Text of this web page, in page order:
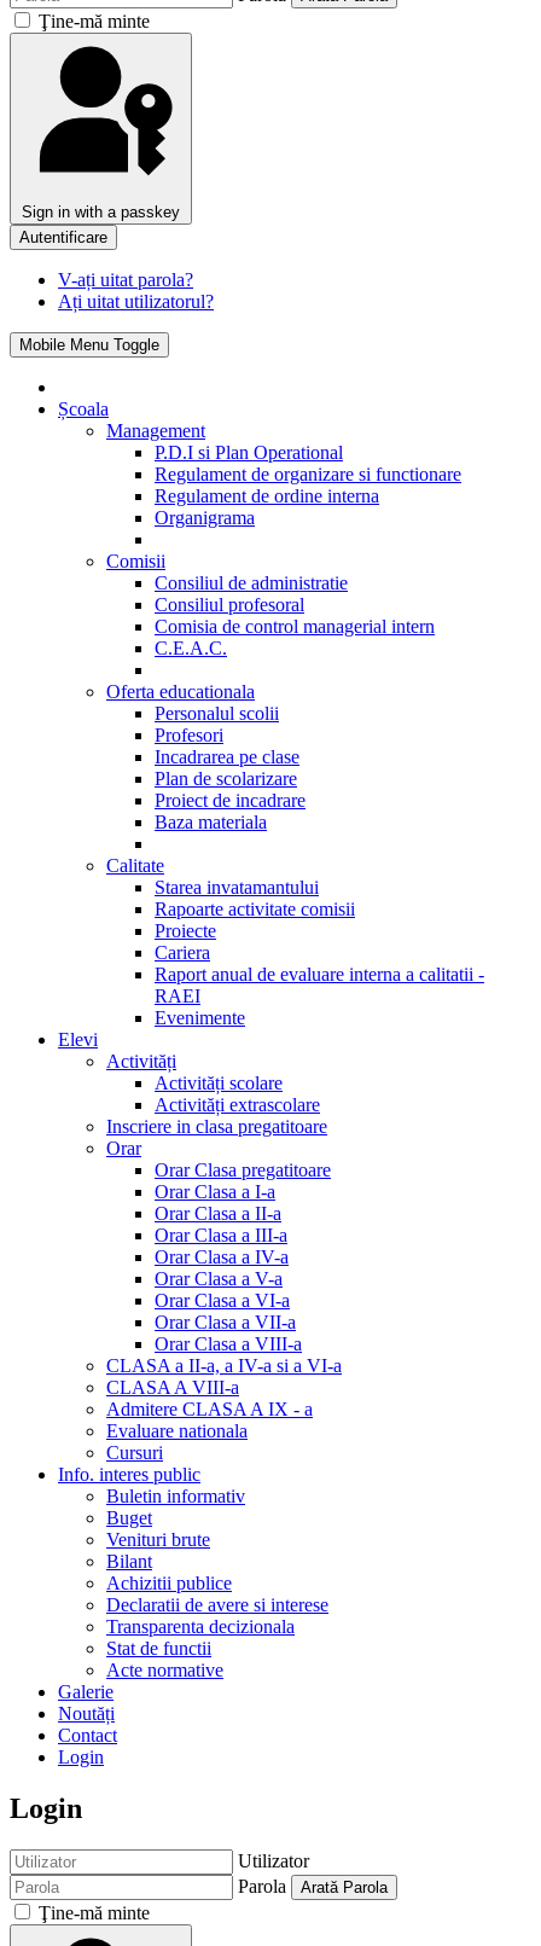
Ţine-mă minte
Sign in with a passkey
Autentificare
V-ați uitat parola?
Ați uitat utilizatorul?
Mobile Menu Toggle
Școala
Management
P.D.I si Plan Operational
Regulament de organizare si functionare
Regulament de ordine interna
Organigrama
Comisii
Consiliul de administratie
Consiliul profesoral
Comisia de control managerial intern
C.E.A.C.
Oferta educationala
Personalul scolii
Profesori
Incadrarea pe clase
Plan de scolarizare
Proiect de incadrare
Baza materiala
Calitate
Starea invatamantului
Rapoarte activitate comisii
Proiecte
Cariera
Raport anual de evaluare interna a calitatii -
RAEI
Evenimente
Elevi
Activități
Activități scolare
Activități extrascolare
Inscriere in clasa pregatitoare
Orar
Orar Clasa pregatitoare
Orar Clasa a I-a
Orar Clasa a II-a
Orar Clasa a III-a
Orar Clasa a IV-a
Orar Clasa a V-a
Orar Clasa a VI-a
Orar Clasa a VII-a
Orar Clasa a VIII-a
CLASA a II-a, a IV-a si a VI-a
CLASA A VIII-a
Admitere CLASA A IX - a
Evaluare nationala
Cursuri
Info. interes public
Buletin informativ
Buget
Venituri brute
Bilant
Achizitii publice
Declaratii de avere si interese
Transparenta decizionala
Stat de functii
Acte normative
Galerie
Noutăți
Contact
Login
Login
Utilizator
Parola
Arată Parola
Ţine-mă minte